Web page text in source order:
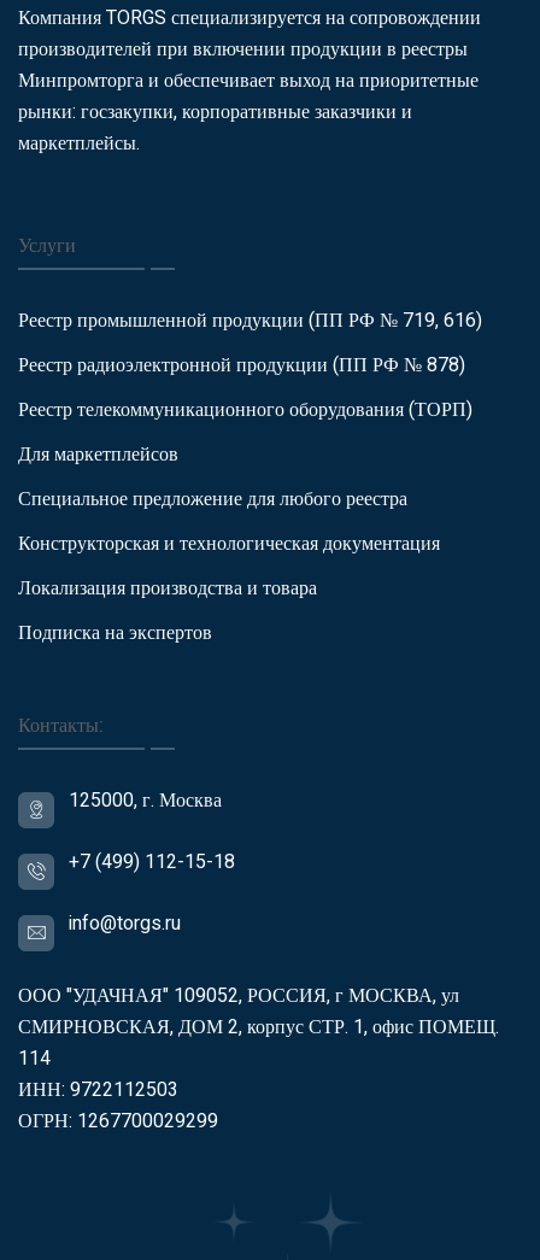
Компания TORGS специализируется на сопровождении
производителей при включении продукции в реестры
Минпромторга и обеспечивает выход на приоритетные
рынки: госзакупки, корпоративные заказчики и
маркетплейсы.
Услуги
Реестр промышленной продукции (ПП РФ № 719, 616)
Реестр радиоэлектронной продукции (ПП РФ № 878)
Реестр телекоммуникационного оборудования (ТОРП)
Для маркетплейсов
Специальное предложение для любого реестра
Конструкторская и технологическая документация
Локализация производства и товара
Подписка на экспертов
Контакты:
125000, г. Москва
+7 (499) 112-15-18
info@torgs.ru
ООО "УДАЧНАЯ" 109052, РОССИЯ, г МОСКВА, ул
СМИРНОВСКАЯ, ДОМ 2, корпус СТР. 1, офис ПОМЕЩ.
114
ИНН: 9722112503
ОГРН: 1267700029299